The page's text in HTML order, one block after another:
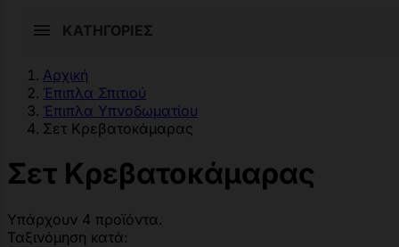
ΚΑΤΗΓΟΡΊΕΣ
Αρχική
Έπιπλα Σπιτιού
Έπιπλα Υπνoδωματίου
Σετ Κρεβατοκάμαρας
Σετ Κρεβατοκάμαρας
Υπάρχουν 4 προϊόντα.
Ταξινόμηση κατά: